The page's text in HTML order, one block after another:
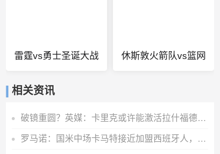
雷霆vs勇士圣诞大战 休斯敦火箭队vs篮网
相关资讯
破镜重圆？英媒：卡里克或许能激活拉什福德 唯有时间能检验对错
罗马诺：国米中场卡马特接近加盟西班牙人，费用300万欧+50%二转